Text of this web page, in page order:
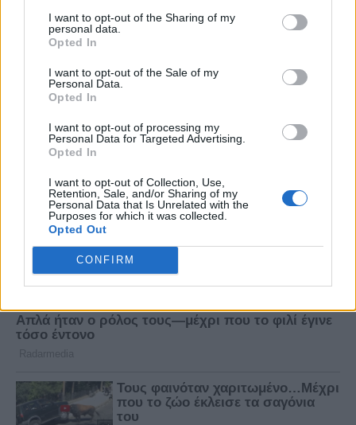
I want to opt-out of the Sharing of my
personal data.
Opted In
I want to opt-out of the Sale of my
Personal Data.
Opted In
I want to opt-out of processing my
Personal Data for Targeted Advertising.
Opted In
I want to opt-out of Collection, Use,
Retention, Sale, and/or Sharing of my
Personal Data that Is Unrelated with the
Purposes for which it was collected.
Opted Out
CONFIRM